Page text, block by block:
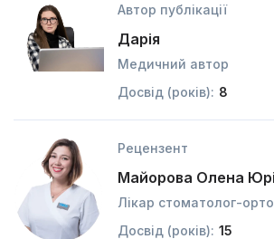
Автор публікації
Дарія
Медичний автор
Досвід (років): 8
Рецензент
Майорова Олена
Лікар стоматолог-
Досвід (років): 15